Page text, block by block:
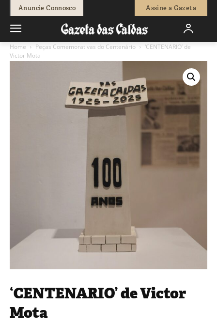
Anuncie Connosco Assine a Gazeta
Home Peças Comemorativas do Centenário
‘CENTENARIO’ de
Victor Mota
‘CENTENARIO’ de Victor
Mota